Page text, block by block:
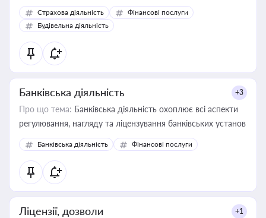
корисне для власника бізнесу, керівника, юриста або
бухгалтера під час оподаткування, приватизації, оренди
державного майна, корпоративних угод і перевірки
статусу суб'єктів оціночної діяльності
Страхова діяльність
Фінансові послуги
Будівельна діяльність
Банківська діяльність +3
Про що тема: Банківська діяльність охоплює всі аспекти
регулювання, нагляду та ліцензування банківських установ
Банківська діяльність Фінансові послуги
Ліцензії, дозволи +1